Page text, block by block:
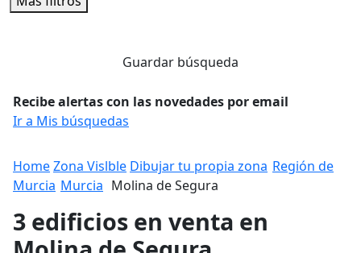
Guardar búsqueda
Recibe alertas con las novedades por email
Ir a Mis búsquedas
HomeZona Vislble Dibujar tu propia zona Región de
Murcia Murcia Molina de Segura
3 edificios en venta en